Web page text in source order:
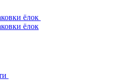
ёлок
ёлок